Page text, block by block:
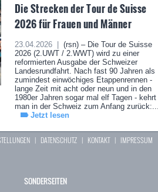
Die Strecken der Tour de Suisse
2026 für Frauen und Männer
23.04.2026 |
(rsn) – Die Tour de Suisse
2026 (2.UWT / 2.WWT) wird zu einer
reformierten Ausgabe der Schweizer
Landesrundfahrt. Nach fast 90 Jahren als
zumindest einwöchiges Etappenrennen -
lange Zeit mit acht oder neun und in den
1980er Jahren sogar mal elf Tagen - kehrt
man in der Schweiz zum Anfang
Jetzt lesen
| DATENSCHUTZ | KONTAKT| IMPRESSUM
SONDERSEITEN